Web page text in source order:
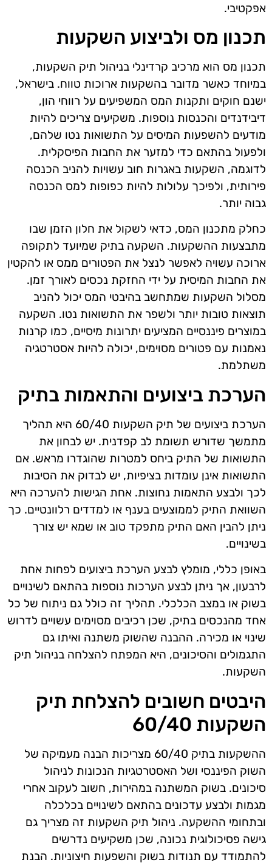
אפקטיבי.
תכנון מס ולביצוע השקעות
תכנון מס הוא מרכיב קרדינלי בניהול תיק השקעות,
במיוחד כאשר מדובר בהשקעות ארוכות טווח. בישראל,
ישנם חוקים ותקנות המס המשפיעים על רווחי הון,
דיבידנדים והכנסות נוספות. משקיעים צריכים להיות
מודעים להשפעות המיסים על התשואות נטו שלהם,
ולפעול בהתאם כדי למזער את החבות הפיסקלית.
לדוגמה, השקעות באגרות חוב עשויות להניב הכנסה
פירותית, ולפיכך עלולות להיות כפופות למס הכנסה
גבוה יותר.
כחלק מתכנון המס, כדאי לשקול את חלון הזמן שבו
מתבצעות ההשקעות. השקעה בתיק שמיועד לתקופה
ארוכה עשויה לאפשר לנצל את הפטורים ממס או להקטין
את החבות המיסית על ידי החזקת נכסים לאורך זמן.
מסלול השקעות שמתחשב בהיבטי המס יכול להניב
תוצאות טובות יותר ולשפר את התשואות נטו. השקעה
במוצרים פיננסיים המציעים יתרונות מיסיים, כמו קרנות
נאמנות עם פטורים מסוימים, יכולה להיות אסטרטגיה
משתלמת.
הערכת ביצועים והתאמות בתיק
הערכת ביצועים של תיק השקעות 60/40 היא תהליך
מתמשך שדורש תשומת לב קפדנית. יש לבחון את
התשואות של התיק ביחס למטרות שהוגדרו מראש. אם
התשואות אינן עומדות בציפיות, יש לבדוק את הסיבות
לכך ולבצע התאמות נחוצות. אחת הגישות להערכה היא
השוואת התיק לממוצעים בענף או למדדים רלוונטיים. כך
ניתן להבין האם התיק מתפקד טוב או שמא יש צורך
בשינויים.
באופן כללי, מומלץ לבצע הערכת ביצועים לפחות אחת
לרבעון, אך ניתן לבצע הערכות נוספות בהתאם לשינויים
בשוק או במצב הכלכלי. תהליך זה כולל גם ניתוח של כל
אחד מהנכסים בתיק, שכן רכיבים מסוימים עשויים לדרוש
שינוי או מכירה. ההבנה שהשוק משתנה ואיתו גם
התגמולים והסיכונים, היא המפתח להצלחה בניהול תיק
השקעות.
היבטים חשובים להצלחת תיק
השקעות 60/40
ההשקעות בתיק 60/40 מצריכות הבנה מעמיקה של
השוק הפיננסי ושל האסטרטגיות הנכונות לניהול
סיכונים. בשוק המשתנה במהירות, חשוב לעקוב אחרי
מגמות ולבצע עדכונים בהתאם לשינויים בכלכלה
ובתחומי ההשקעה. ניהול תיק השקעות זה מצריך גם
גישה פסיכולוגית נכונה, שכן משקיעים נדרשים
להתמודד עם תנודות בשוק והשפעות חיצוניות. הבנת